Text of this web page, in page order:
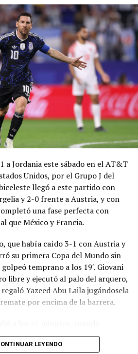
a Jordania este sábado en el AT&T
Unidos, por el Grupo J del
llegó a este partido con
y 2-0 frente a Austria, y con
una fase perfecta con
que México y Francia.
que había caído 3-1 con Austria y
su primera Copa del Mundo sin
temprano a los 19′. Giovani
libre y ejecutó al palo del arquero,
Yazeed Abu Laila jugándosela
por encima de la barrera.
de penal el 2-0. El Toro
Copas del Mundo, tras no
LEYENDO